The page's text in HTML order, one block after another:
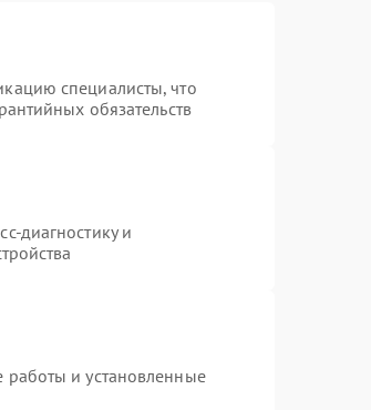
специалисты, что
обязательств
диагностику и
работы и установленные